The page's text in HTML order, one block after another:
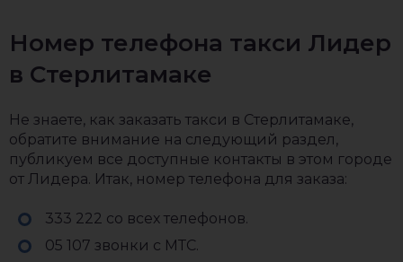
Номер телефона такси Лидер
в Стерлитамаке
Не знаете, как заказать такси в Стерлитамаке,
обратите внимание на следующий раздел,
публикуем все доступные контакты в этом городе
от Лидера. Итак, номер телефона для заказа:
333 222 со всех телефонов.
05 107 звонки с МТС.